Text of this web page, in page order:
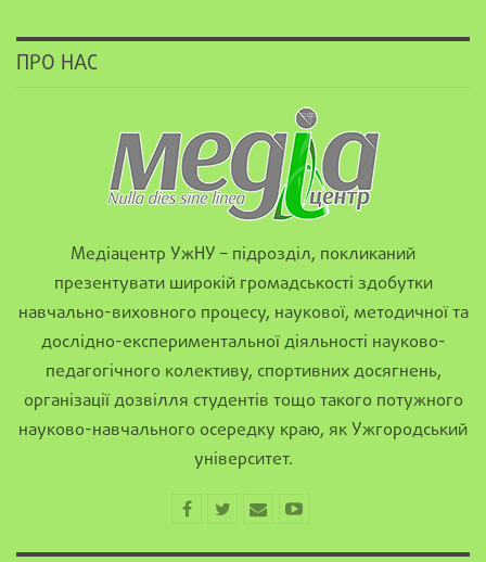
ПРО НАС
Медіацентр УжНУ – підрозділ, покликаний
презентувати широкій громадськості здобутки
навчально-виховного процесу, наукової, методичної та
дослідно-експериментальної діяльності науково-
педагогічного колективу, спортивних досягнень,
організації дозвілля студентів тощо такого потужного
науково-навчального осередку краю, як Ужгородський
університет.